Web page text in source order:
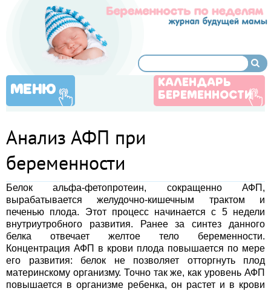
МЕНЮ
КАЛЕНДАРЬ
БЕРЕМЕННОСТИ
Анализ АФП при
беременности
Белок альфа-фетопротеин, сокращенно АФП,
вырабатывается желудочно-кишечным трактом и
печенью плода. Этот процесс начинается с 5 недели
внутриутробного развития. Ранее за синтез данного
белка отвечает желтое тело беременности.
Концентрация АФП в крови плода повышается по мере
его развития: белок не позволяет отторгнуть плод
материнскому организму. Точно так же, как уровень АФП
повышается в организме ребенка, он растет и в крови